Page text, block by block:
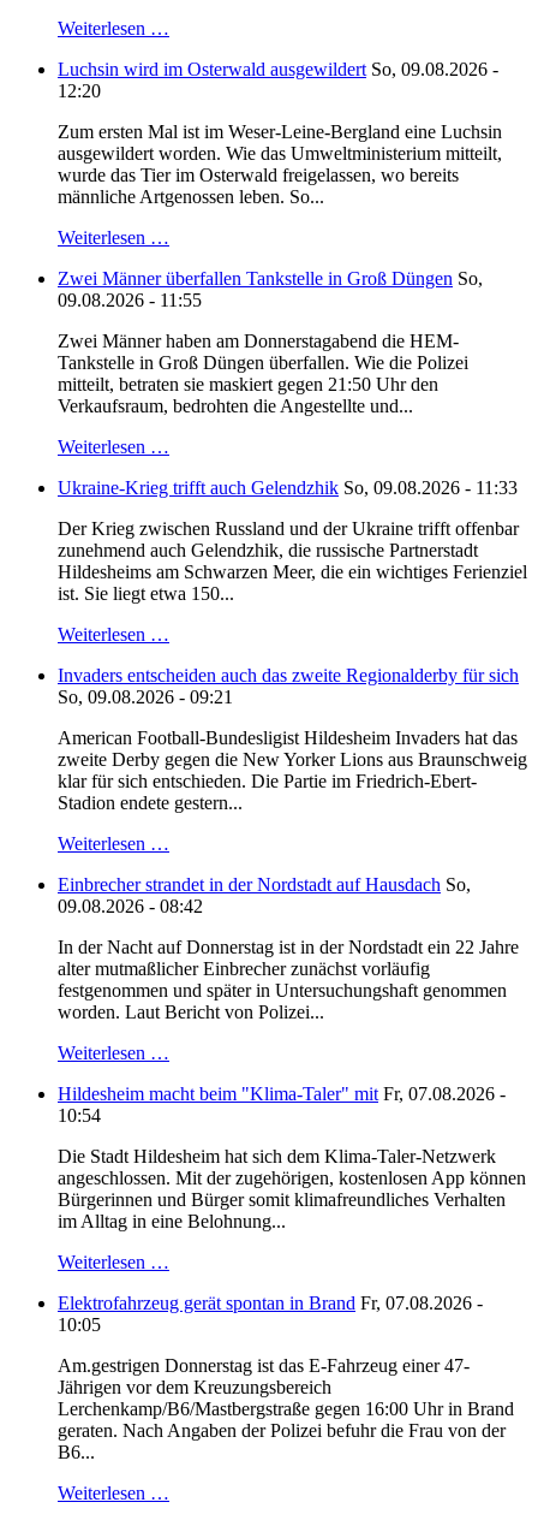
Weiterlesen …
Luchsin wird im Osterwald ausgewildert So, 09.08.2026 -
12:20
Zum ersten Mal ist im Weser-Leine-Bergland eine Luchsin
ausgewildert worden. Wie das Umweltministerium mitteilt,
wurde das Tier im Osterwald freigelassen, wo bereits
männliche Artgenossen leben. So...
Weiterlesen …
Zwei Männer überfallen Tankstelle in Groß Düngen So,
09.08.2026 - 11:55
Zwei Männer haben am Donnerstagabend die HEM-
Tankstelle in Groß Düngen überfallen. Wie die Polizei
mitteilt, betraten sie maskiert gegen 21:50 Uhr den
Verkaufsraum, bedrohten die Angestellte und...
Weiterlesen …
Ukraine-Krieg trifft auch Gelendzhik So, 09.08.2026 - 11:33
Der Krieg zwischen Russland und der Ukraine trifft offenbar
zunehmend auch Gelendzhik, die russische Partnerstadt
Hildesheims am Schwarzen Meer, die ein wichtiges Ferienziel
ist. Sie liegt etwa 150...
Weiterlesen …
Invaders entscheiden auch das zweite Regionalderby für sich
So, 09.08.2026 - 09:21
American Football-Bundesligist Hildesheim Invaders hat das
zweite Derby gegen die New Yorker Lions aus Braunschweig
klar für sich entschieden. Die Partie im Friedrich-Ebert-
Stadion endete gestern...
Weiterlesen …
Einbrecher strandet in der Nordstadt auf Hausdach So,
09.08.2026 - 08:42
In der Nacht auf Donnerstag ist in der Nordstadt ein 22 Jahre
alter mutmaßlicher Einbrecher zunächst vorläufig
festgenommen und später in Untersuchungshaft genommen
worden. Laut Bericht von Polizei...
Weiterlesen …
Hildesheim macht beim "Klima-Taler" mit Fr, 07.08.2026 -
10:54
Die Stadt Hildesheim hat sich dem Klima-Taler-Netzwerk
angeschlossen. Mit der zugehörigen, kostenlosen App können
Bürgerinnen und Bürger somit klimafreundliches Verhalten
im Alltag in eine Belohnung...
Weiterlesen …
Elektrofahrzeug gerät spontan in Brand Fr, 07.08.2026 -
10:05
Am.gestrigen Donnerstag ist das E-Fahrzeug einer 47-
Jährigen vor dem Kreuzungsbereich
Lerchenkamp/B6/Mastbergstraße gegen 16:00 Uhr in Brand
geraten. Nach Angaben der Polizei befuhr die Frau von der
B6...
Weiterlesen …